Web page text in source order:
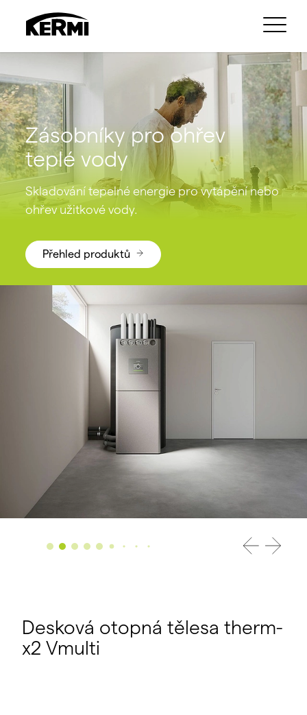
Zásobníky pro ohřev
teplé vody
Skladování tepelné energie pro vytápění nebo
ohřev užitkové vody.
Přehled produktů
Desková otopná tělesa therm-
x2 Vmulti